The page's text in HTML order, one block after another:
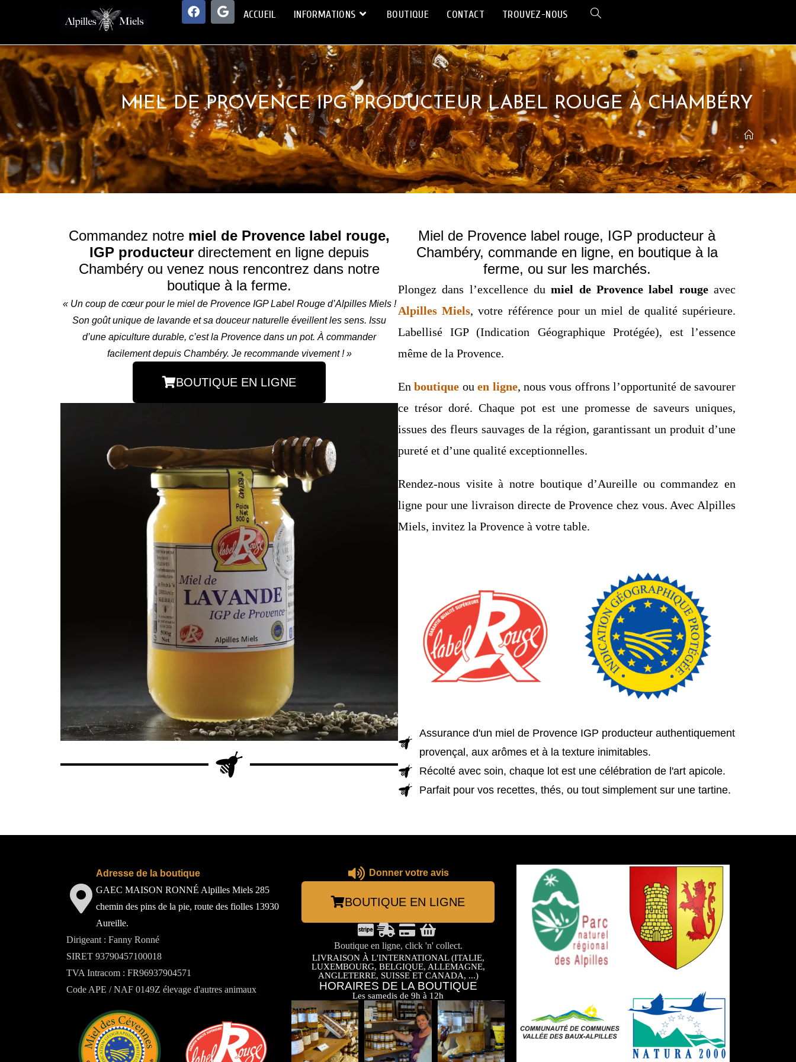
ACCUEIL INFORMATIONS BOUTIQUE CONTACT TROUVEZ-NOUS
MIEL DE PROVENCE IPG PRODUCTEUR LABEL ROUGE À CHAMBÉRY
Commandez notre miel de Provence label rouge,
IGP producteur directement en ligne depuis
Chambéry ou venez nous rencontrez dans notre
boutique à la ferme.
« Un coup de cœur pour le miel de Provence IGP Label Rouge d’Alpilles Miels !
Son goût unique de lavande et sa douceur naturelle éveillent les sens. Issu
d’une apiculture durable, c’est la Provence dans un pot. À commander
facilement depuis Chambéry. Je recommande vivement ! »
BOUTIQUE EN LIGNE
Miel de Provence label rouge, IGP producteur à
Chambéry, commande en ligne, en boutique à la
ferme, ou sur les marchés.
Plongez dans l’excellence dumiel de Provence label rougeavec
Alpilles Miels, votre référence pour un miel de qualité supérieure.
Labellisé IGP (Indication Géographique Protégée), est l’essence
même de la Provence.
Enboutique ouen ligne, nous vous offrons l’opportunité de savourer
ce trésor doré. Chaque pot est une promesse de saveurs uniques,
issues des fleurs sauvages de la région, garantissant un produit d’une
pureté et d’une qualité exceptionnelles.
Rendez-nous visite à notre boutique d’Aureille ou commandez en
ligne pour une livraison directe de Provence chez vous. Avec Alpilles
Miels, invitez la Provence à votre table.
Assurance d'un miel de Provence IGP producteur authentiquement
provençal, aux arômes et à la texture inimitables.
Récolté avec soin, chaque lot est une célébration de l'art apicole.
Parfait pour vos recettes, thés, ou tout simplement sur une tartine.
Adresse de la boutique
GAEC MAISON RONNÉ Alpilles Miels 285
chemin des pins de la pie, route des fiolles 13930
Aureille.
Dirigeant : Fanny Ronné
SIRET 93790457100018
TVA Intracom : FR96937904571
Code APE / NAF 0149Z élevage d'autres animaux
Donner votre avis
BOUTIQUE EN LIGNE
Boutique en ligne, click 'n' collect.
LIVRAISON À L'INTERNATIONAL (ITALIE,
LUXEMBOURG, BELGIQUE, ALLEMAGNE,
ANGLETERRE, SUISSE ET CANADA, ...)
HORAIRES DE LA BOUTIQUE
Les samedis de 9h à 12h